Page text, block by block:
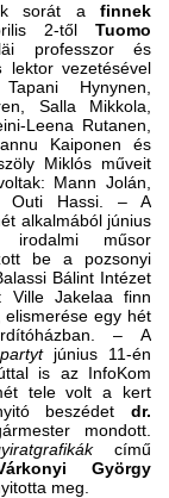
sorát a finnek
2-től Tuomo
professzor és
lektor vezetésével
Hynynen,
Salla Mikkola,
Leena Rutanen,
Kaiponen és
Miklós műveit
Mann Jolán,
Outi Hassi. – A
alkalmából június
műsor
be a pozsonyi
Bálint Intézet
Ville Jakelaa finn
elismerése egy hét
– A
június 11-én
is az InfoKom
tele volt a kert
beszédet dr.
mondott.
című
György
meg.